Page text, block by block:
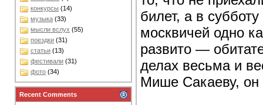
билет, а в
москвичей одно
развито —
делах весьма и
Мише Сакаеву, он
конкурсы (14)
музыка (33)
мысли вслух (55)
поездки (31)
статьи (13)
фестивали (31)
фото (34)
Recent Comments